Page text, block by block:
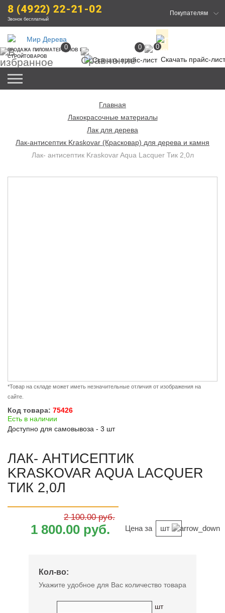
8 (4922) 22-21-02
Звонок бесплатный
Покупателям
ПРОДАЖА ПИЛОМАТЕРИАЛОВ И
СТРОЙТОВАРОВ
Скачать прайс-лист
0 0 0
Главная
Лакокрасочные материалы
Лак для дерева
Лак-антисептик Kraskovar (Красковар) для дерева и камня
Лак- антисептик Kraskovar Aqua Lacquer Тик 2,0л
*Товар на складе может иметь незначительные отличия от изображения на
сайте.
Код товара: 75426
Есть в наличии
Доступно для самовывоза - 3 шт
ЛАК- АНТИСЕПТИК
KRASKOVAR AQUA LACQUER
ТИК 2,0Л
2 100.00 руб.
1 800.00 руб. Цена за шт
Кол-во:
Укажите удобное для Вас количество товара
шт